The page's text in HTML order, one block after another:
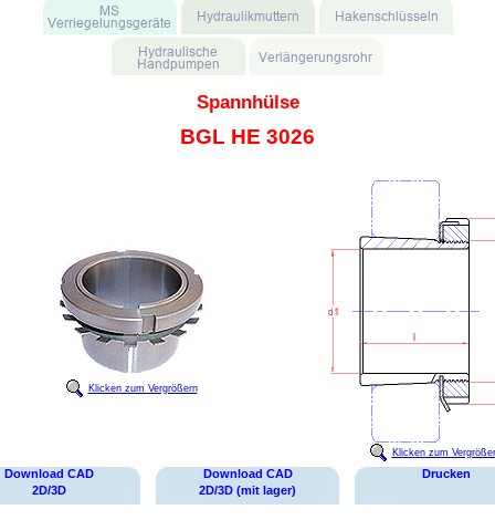
Spannhülse
BGL HE 3026
Klicken zum Vergrößern
Klicken zum
Download CAD
2D/3D
Download CAD
2D/3D (mit lager)
Drucken